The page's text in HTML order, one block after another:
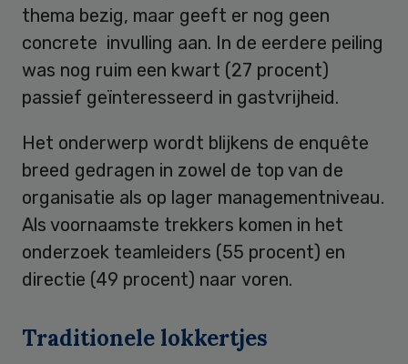
thema bezig, maar geeft er nog geen
concrete invulling aan. In de eerdere peiling
was nog ruim een kwart (27 procent)
passief geïnteresseerd in gastvrijheid.
Het onderwerp wordt blijkens de enquête
breed gedragen in zowel de top van de
organisatie als op lager managementniveau.
Als voornaamste trekkers komen in het
onderzoek teamleiders (55 procent) en
directie (49 procent) naar voren.
Traditionele lokkertjes